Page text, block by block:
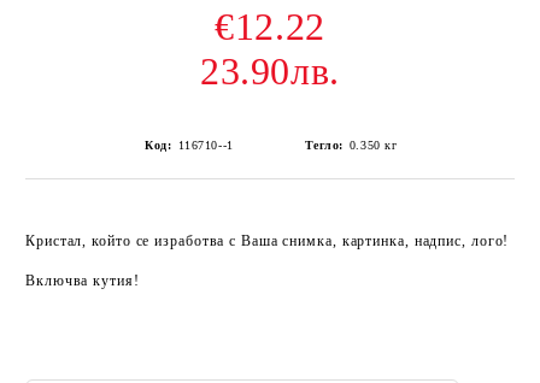
€12.22
23.90лв.
Код: 116710--1 Тегло: 0.350 кг
Кристал, който се изработва с Ваша снимка, картинка, надпис, лого!
Включва кутия!